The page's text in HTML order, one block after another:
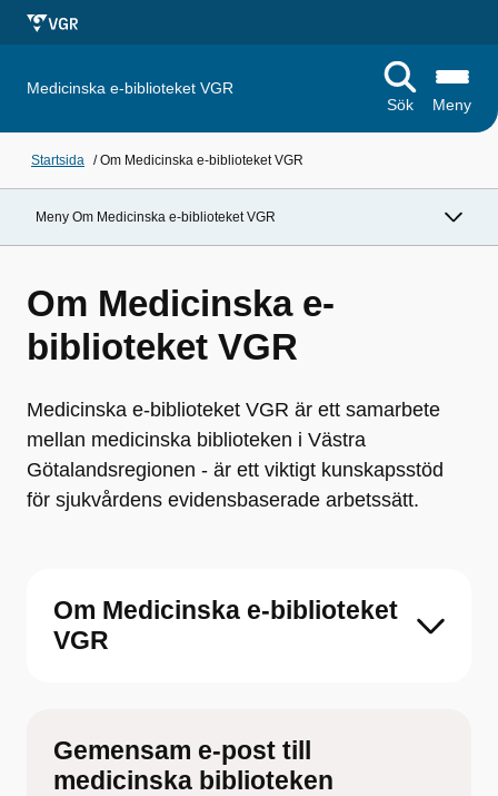
Medicinska e-biblioteket VGR
Sök
Meny
Startsida /Om Medicinska e-biblioteket VGR
Meny Om Medicinska e-biblioteket VGR
Om Medicinska e-
biblioteket VGR
Medicinska e-biblioteket VGR är ett samarbete
mellan medicinska biblioteken i Västra
Götalandsregionen - är ett viktigt kunskapsstöd
för sjukvårdens evidensbaserade arbetssätt.
Om Medicinska e-biblioteket
VGR
Gemensam e-post till
medicinska biblioteken